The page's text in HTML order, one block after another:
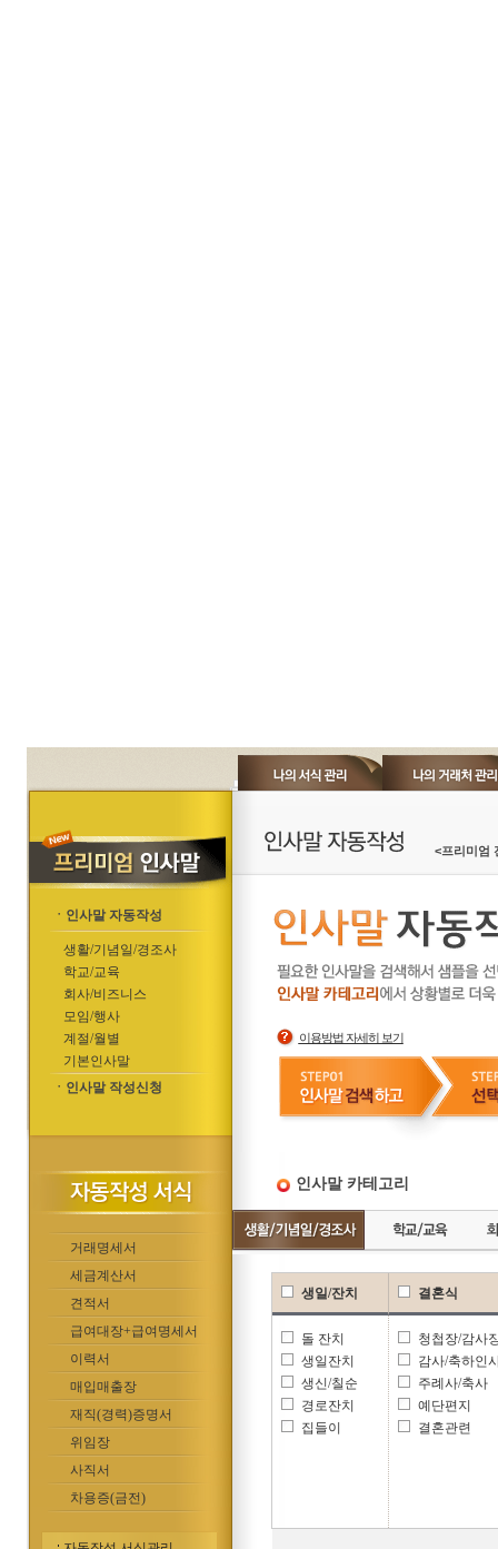
ㆍ인사말 자동작성
생활/기념일/경조사
학교/교육
회사/비즈니스
모임/행사
계절/월별
기본인사말
ㆍ인사말 작성신청
거래명세서
세금계산서
견적서
급여대장+급여명세서
이력서
매입매출장
재직(경력)증명서
위임장
사직서
차용증(금전)
<프리미엄
이용방법 자세히 보기
인사말 카테고리
생일/잔치
돌 잔치
생일잔치
생신/칠순
경로잔치
집들이
결혼식
청첩장/감사
감사/축하인
주례사/축사
예단편지
결혼관련